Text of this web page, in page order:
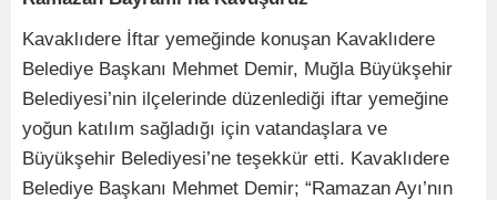
Kavaklıdere İftar yemeğinde konuşan Kavaklıdere
Belediye Başkanı Mehmet Demir, Muğla Büyükşehir
Belediyesi’nin ilçelerinde düzenlediği iftar yemeğine
yoğun katılım sağladığı için vatandaşlara ve
Büyükşehir Belediyesi’ne teşekkür etti. Kavaklıdere
Belediye Başkanı Mehmet Demir; “Ramazan Ayı’nın